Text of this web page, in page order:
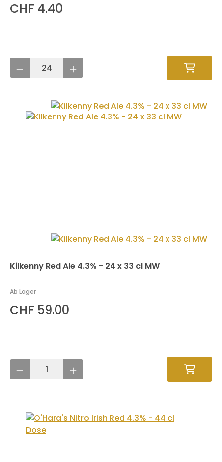
CHF 4.40
Kilkenny Red Ale 4.3% - 24 x 33 cl MW
Ab Lager
CHF 59.00